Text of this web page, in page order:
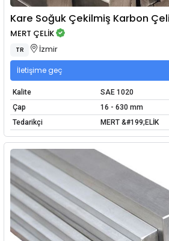
Kare Soğuk Çekilmiş Karbon
MERT ÇELİK
TR İzmir
İletişime geç
Kalite
SAE 1020
Çap
16 - 630 mm
Tedarikçi
MERT &#199;ELİK